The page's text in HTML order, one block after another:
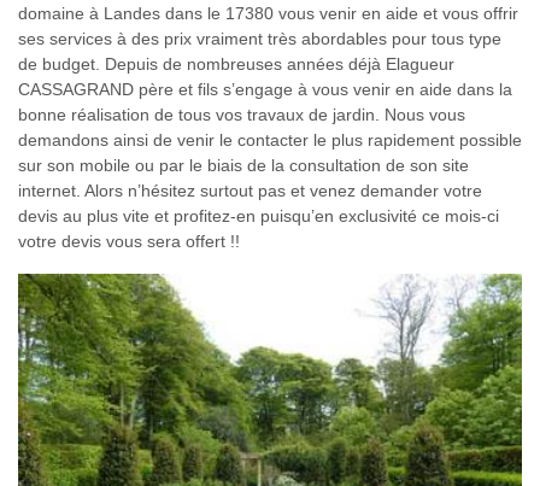
domaine à Landes dans le 17380 vous venir en aide et vous offrir
ses services à des prix vraiment très abordables pour tous type
de budget. Depuis de nombreuses années déjà Elagueur
CASSAGRAND père et fils s’engage à vous venir en aide dans la
bonne réalisation de tous vos travaux de jardin. Nous vous
demandons ainsi de venir le contacter le plus rapidement possible
sur son mobile ou par le biais de la consultation de son site
internet. Alors n’hésitez surtout pas et venez demander votre
devis au plus vite et profitez-en puisqu’en exclusivité ce mois-ci
votre devis vous sera offert !!